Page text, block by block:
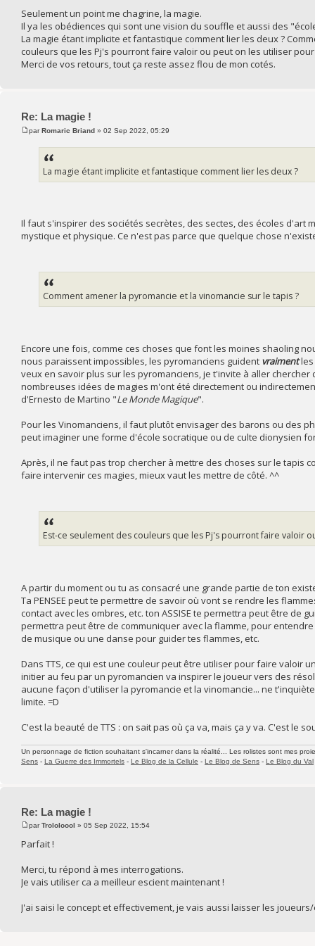
Seulement un point me chagrine, la magie.
Il ya les obédiences qui sont une vision du souffle et aussi des
La magie étant implicite et fantastique comment lier les deux ?
couleurs que les Pj's pourront faire valoir ou peut on les utiliser
Merci de vos retours, tout ça reste assez flou de mon cotés.
Re: La magie !
parRomaric Briand » 02 Sep 2022, 05:29
La magie étant implicite et fantastique comment lier les deux ?
Il faut s'inspirer des sociétés secrètes, des sectes, des écoles d'art
mystique et physique. Ce n'est pas parce que quelque chose
Comment amener la pyromancie et la vinomancie sur le tapis ?
Encore une fois, comme ces choses que font les moines shaoling
nous paraissent impossibles, les pyromanciens guident vraimentles
veux en savoir plus sur les pyromanciens, je t'invite à aller
nombreuses idées de magies m'ont été directement ou
d'Ernesto de Martino "Le Monde Magique".
Pour les Vinomanciens, il faut plutôt envisager des barons ou des
peut imaginer une forme d'école socratique ou de culte dionysien
Après, il ne faut pas trop chercher à mettre des choses sur le tapis
faire intervenir ces magies, mieux vaut les mettre de côté. ^^
Est-ce seulement des couleurs que les Pj's pourront faire valoir
A partir du moment ou tu as consacré une grande partie de ton
Ta PENSEE peut te permettre de savoir où vont se rendre les
contact avec les ombres, etc. ton ASSISE te permettra peut être de
permettra peut être de communiquer avec la flamme, pour
de musique ou une danse pour guider tes flammes, etc.
Dans TTS, ce qui est une couleur peut être utiliser pour faire valoir
initier au feu par un pyromancien va inspirer le joueur vers des
aucune façon d'utiliser la pyromancie et la vinomancie... ne
limite. =D
C'est la beauté de TTS : on sait pas où ça va, mais ça y va. C'est le
Un personnage de fiction souhaitant s'incarner dans la réalité... Les rolistes sont mes
Sens - La Guerre des Immortels - Le Blog de la Cellule - Le Blog de Sens - Le Blog du Val
Re: La magie !
parTrololoool » 05 Sep 2022, 15:54
Parfait !
Merci, tu répond à mes interrogations.
Je vais utiliser ca a meilleur escient maintenant !
J'ai saisi le concept et effectivement, je vais aussi laisser les